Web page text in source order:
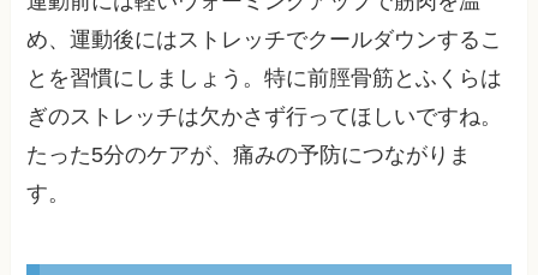
め、運動後にはストレッチでクールダウンするこ
とを習慣にしましょう。特に前脛骨筋とふくらは
ぎのストレッチは欠かさず行ってほしいですね。
たった5分のケアが、痛みの予防につながりま
す。